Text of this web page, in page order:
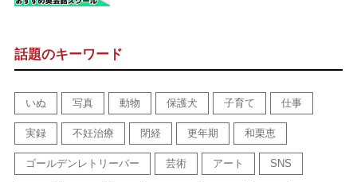
話題のキーワード
いぬ 写真 動物 保護犬 子育て 仕事
実録 不妊治療 閉経 更年期 和栗恵
ゴールデンレトリーバー 芸術 アート SNS